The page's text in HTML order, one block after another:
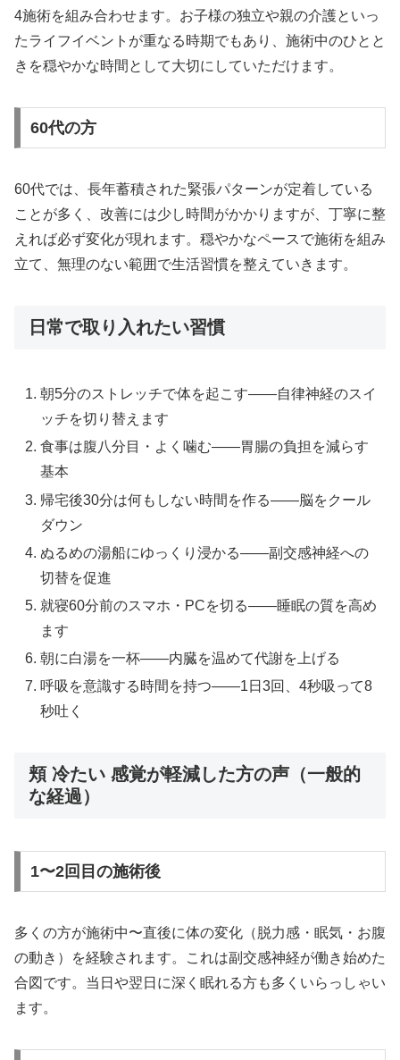
4施術を組み合わせます。お子様の独立や親の介護といっ
たライフイベントが重なる時期でもあり、施術中のひとと
きを穏やかな時間として大切にしていただけます。
60代の方
60代では、長年蓄積された緊張パターンが定着している
ことが多く、改善には少し時間がかかりますが、丁寧に整
えれば必ず変化が現れます。穏やかなペースで施術を組み
立て、無理のない範囲で生活習慣を整えていきます。
日常で取り入れたい習慣
朝5分のストレッチで体を起こす——自律神経のスイ
ッチを切り替えます
食事は腹八分目・よく噛む——胃腸の負担を減らす
基本
帰宅後30分は何もしない時間を作る——脳をクール
ダウン
ぬるめの湯船にゆっくり浸かる——副交感神経への
切替を促進
就寝60分前のスマホ・PCを切る——睡眠の質を高め
ます
朝に白湯を一杯——内臓を温めて代謝を上げる
呼吸を意識する時間を持つ——1日3回、4秒吸って8
秒吐く
頬 冷たい 感覚が軽減した方の声（一般的
な経過）
1〜2回目の施術後
多くの方が施術中〜直後に体の変化（脱力感・眠気・お腹
の動き）を経験されます。これは副交感神経が働き始めた
合図です。当日や翌日に深く眠れる方も多くいらっしゃい
ます。